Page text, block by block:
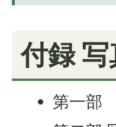
付録
第一部